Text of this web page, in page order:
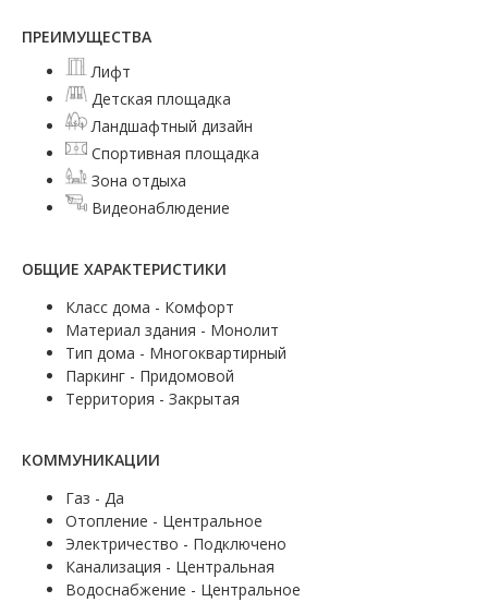
ПРЕИМУЩЕСТВА
Лифт
Детская площадка
Ландшафтный дизайн
Спортивная площадка
Зона отдыха
Видеонаблюдение
ОБЩИЕ ХАРАКТЕРИСТИКИ
Класс дома - Комфорт
Материал здания - Монолит
Тип дома - Многоквартирный
Паркинг - Придомовой
Территория - Закрытая
КОММУНИКАЦИИ
Газ - Да
Отопление - Центральное
Электричество - Подключено
Канализация - Центральная
Водоснабжение - Центральное